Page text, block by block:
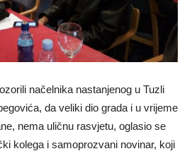
načelnika nastanjenog u Tuzli
da veliki dio grada i u vrijeme
nema uličnu rasvjetu, oglasio se
kolega i samoprozvani novinar, koji